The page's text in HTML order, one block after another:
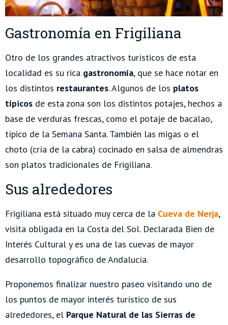
Gastronomía en Frigiliana
Otro de los grandes atractivos turísticos de esta
localidad es su rica gastronomía, que se hace notar en
los distintos restaurantes. Algunos de los platos
típicos de esta zona son los distintos potajes, hechos a
base de verduras frescas, como el potaje de bacalao,
típico de la Semana Santa. También las migas o el
choto (cría de la cabra) cocinado en salsa de almendras
son platos tradicionales de Frigiliana.
Sus alrededores
Frigiliana está situado muy cerca de la Cueva de Nerja,
visita obligada en la Costa del Sol. Declarada Bien de
Interés Cultural y es una de las cuevas de mayor
desarrollo topográfico de Andalucía.
Proponemos finalizar nuestro paseo visitando uno de
los puntos de mayor interés turístico de sus
alrededores, el Parque Natural de las Sierras de